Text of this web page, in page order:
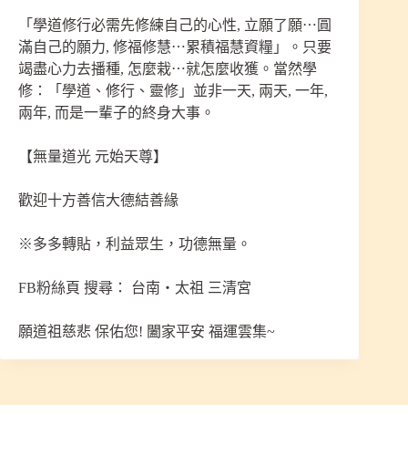
「學道修行必需先修練自己的心性, 立願了願⋯圓
滿自己的願力, 修福修慧⋯累積福慧資糧」。只要
竭盡心力去播種, 怎麼栽⋯就怎麼收獲。當然學
修：「學道、修行、靈修」並非一天, 兩天, 一年,
兩年, 而是一輩子的終身大事。
【無量道光 元始天尊】
歡迎十方善信大德結善緣
※多多轉貼，利益眾生，功德無量。
FB粉絲頁 搜尋： 台南‧太祖 三清宮
願道祖慈悲 保佑您! 闔家平安 福運雲集~